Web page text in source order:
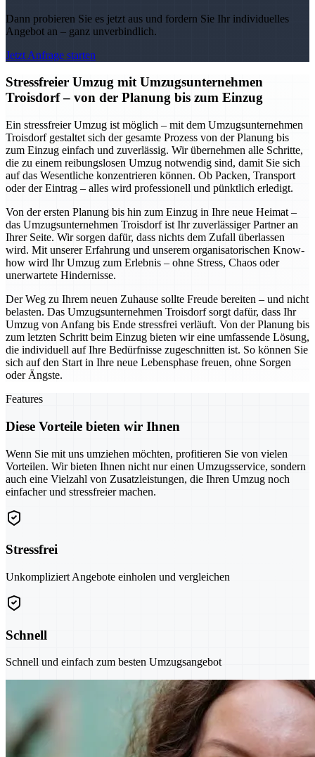
Dann probieren Sie es jetzt aus und fordern Sie Ihr individuelles
Angebot an – ganz unverbindlich.
Jetzt Anfrage starten
Stressfreier Umzug mit Umzugsunternehmen
Troisdorf – von der Planung bis zum Einzug
Ein stressfreier Umzug ist möglich – mit dem Umzugsunternehmen
Troisdorf gestaltet sich der gesamte Prozess von der Planung bis
zum Einzug einfach und zuverlässig. Wir übernehmen alle Schritte,
die zu einem reibungslosen Umzug notwendig sind, damit Sie sich
auf das Wesentliche konzentrieren können. Ob Packen, Transport
oder der Eintrag – alles wird professionell und pünktlich erledigt.
Von der ersten Planung bis hin zum Einzug in Ihre neue Heimat –
das Umzugsunternehmen Troisdorf ist Ihr zuverlässiger Partner an
Ihrer Seite. Wir sorgen dafür, dass nichts dem Zufall überlassen
wird. Mit unserer Erfahrung und unserem organisatorischen Know-
how wird Ihr Umzug zum Erlebnis – ohne Stress, Chaos oder
unerwartete Hindernisse.
Der Weg zu Ihrem neuen Zuhause sollte Freude bereiten – und nicht
belasten. Das Umzugsunternehmen Troisdorf sorgt dafür, dass Ihr
Umzug von Anfang bis Ende stressfrei verläuft. Von der Planung bis
zum letzten Schritt beim Einzug bieten wir eine umfassende Lösung,
die individuell auf Ihre Bedürfnisse zugeschnitten ist. So können Sie
sich auf den Start in Ihre neue Lebensphase freuen, ohne Sorgen
oder Ängste.
Features
Diese Vorteile bieten wir Ihnen
Wenn Sie mit uns umziehen möchten, profitieren Sie von vielen
Vorteilen. Wir bieten Ihnen nicht nur einen Umzugsservice, sondern
auch eine Vielzahl von Zusatzleistungen, die Ihren Umzug noch
einfacher und stressfreier machen.
Stressfrei
Unkompliziert Angebote einholen und vergleichen
Schnell
Schnell und einfach zum besten Umzugsangebot